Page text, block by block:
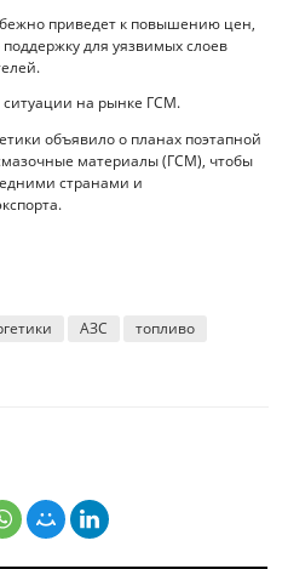
приведет к повышению цен,
для уязвимых слоев
на рынке ГСМ.
объявило о планах поэтапной
материалы (ГСМ), чтобы
странами и
АЗС
топливо
влияние
главы правительств